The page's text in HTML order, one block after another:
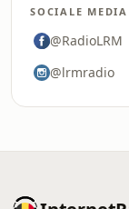
SOCIALE MEDIA
@RadioLRM
@lrmradio